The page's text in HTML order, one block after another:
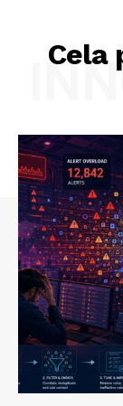
Cela